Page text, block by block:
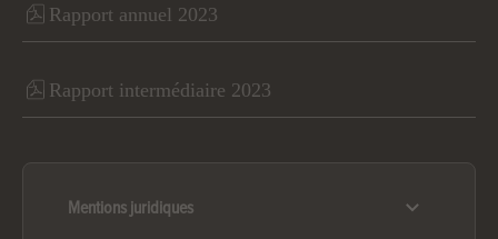
Rapport annuel 2023
Rapport intermédiaire 2023
Mentions juridiques